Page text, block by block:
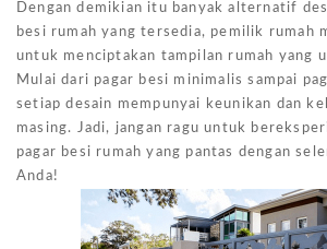
Dengan demikian itu banyak alternatif
besi rumah yang tersedia, pemilik rumah
untuk menciptakan tampilan rumah yang
Mulai dari pagar besi minimalis sampai
setiap desain mempunyai keunikan dan
masing. Jadi, jangan ragu untuk
pagar besi rumah yang pantas dengan
Anda!